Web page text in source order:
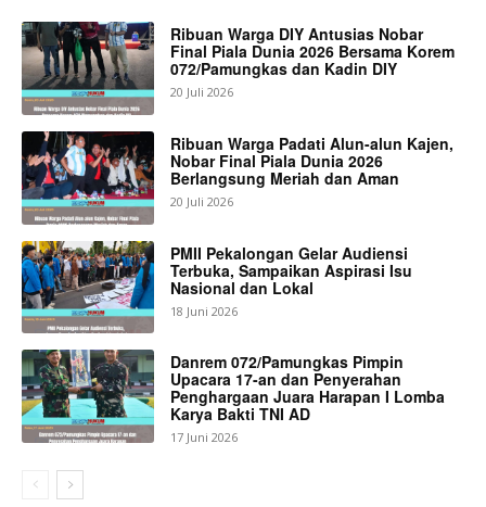
Ribuan Warga DIY Antusias Nobar
Final Piala Dunia 2026 Bersama Korem
072/Pamungkas dan Kadin DIY
20 Juli 2026
Ribuan Warga Padati Alun-alun Kajen,
Nobar Final Piala Dunia 2026
Berlangsung Meriah dan Aman
20 Juli 2026
PMII Pekalongan Gelar Audiensi
Terbuka, Sampaikan Aspirasi Isu
Nasional dan Lokal
18 Juni 2026
Danrem 072/Pamungkas Pimpin
Upacara 17-an dan Penyerahan
Penghargaan Juara Harapan I Lomba
Karya Bakti TNI AD
17 Juni 2026